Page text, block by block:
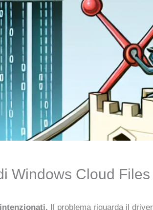
Windows Cloud
Il problema riguarda il